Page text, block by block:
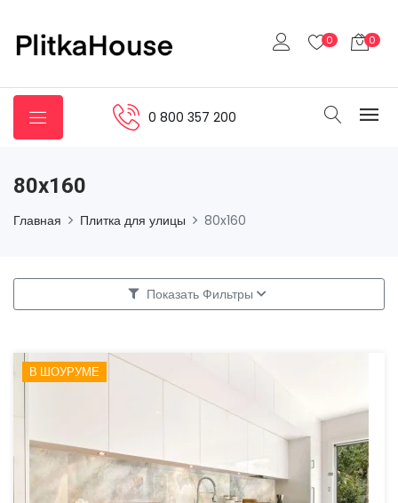
0 0
0 800 357 200
80x160
Главная Плитка для улицы 80x160
Показать Фильтры
В ШОУРУМЕ